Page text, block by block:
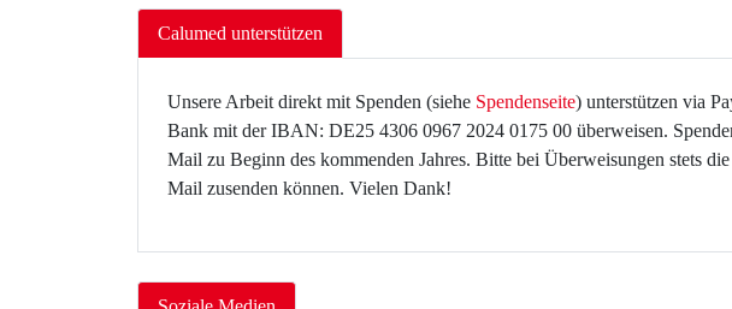
Calumed unterstützen
Unsere Arbeit direkt mit Spenden (siehe Spendenseite) unterstützen via
Bank mit der IBAN: DE25 4306 0967 2024 0175 00 überweisen.
Mail zu Beginn des kommenden Jahres. Bitte bei Überweisungen stets
Mail zusenden können. Vielen Dank!